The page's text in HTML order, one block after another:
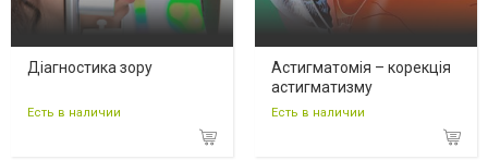
Діагностика зору
Есть в наличии
Астигматомія – корекція
астигматизму
Есть в наличии